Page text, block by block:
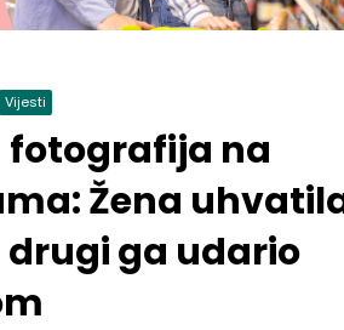
Vijesti
fotografija na
Žena
ga udario